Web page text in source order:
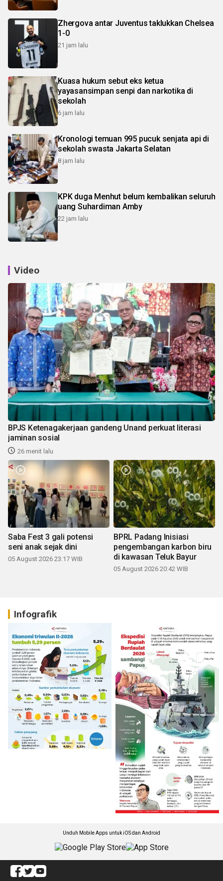
Zhergova antar Juventus taklukkan Chelsea
1-0
21 jam lalu
Kuasa hukum sebut eks ketua
yayasansimpan senpi dan narkotika di
sekolah
6 jam lalu
Kronologi temuan 995 pucuk senjata api di
sekolah swasta Jakarta Selatan
8 jam lalu
KPK duga Menhut belum kembalikan seluruh
uang Suhardiman Amby
22 jam lalu
Video
BPJS Ketenagakerjaan gandeng Unand perkuat literasi
jaminan sosial
26 menit lalu
Saba Fest 3 gali potensi
seni anak sejak dini
05 August 2026 23:17 WIB
BPRL Padang Inisiasi
pengembangan karbon biru
di kawasan Teluk Bayur
05 August 2026 20:42 WIB
Infografik
Unduh Mobile Apps untuk iOS dan Android